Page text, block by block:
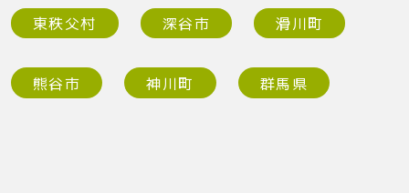
東秩父村 深谷市 滑川町
熊谷市 神川町 群馬県